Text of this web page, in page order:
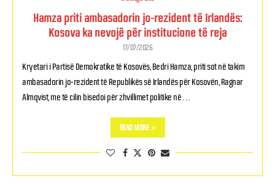
Hamza priti ambasadorin jo-rezident të Irlandës:
Kosova ka nevojë për institucione të reja
17/07/2026
Kryetari i Partisë Demokratike të Kosovës, Bedri Hamza, priti sot në takim
ambasadorin jo-rezident të Republikës së Irlandës për Kosovën, Ragnar
Almqvist, me të cilin bisedoi për zhvillimet politike në …
READ MORE